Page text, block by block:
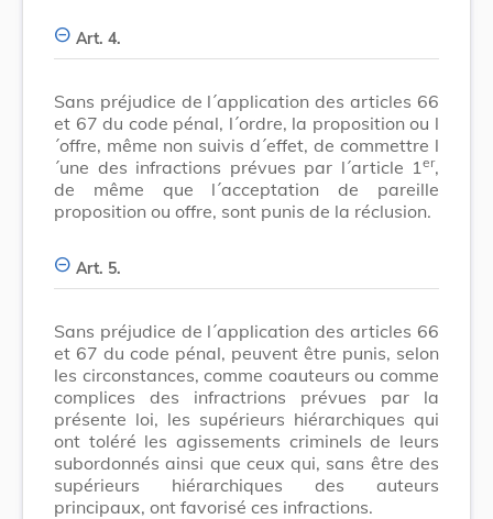
Art. 4.
Sans préjudice de l´application des articles 66
et 67 du code pénal, l´ordre, la proposition ou l
´offre, même non suivis d´effet, de commettre l
´une des infractions prévues par l´article 1 er,
de même que l´acceptation de pareille
proposition ou offre, sont punis de la réclusion.
Art. 5.
Sans préjudice de l´application des articles 66
et 67 du code pénal, peuvent être punis, selon
les circonstances, comme coauteurs ou comme
complices des infractrions prévues par la
présente loi, les supérieurs hiérarchiques qui
ont toléré les agissements criminels de leurs
subordonnés ainsi que ceux qui, sans être des
supérieurs hiérarchiques des auteurs
principaux, ont favorisé ces infractions.